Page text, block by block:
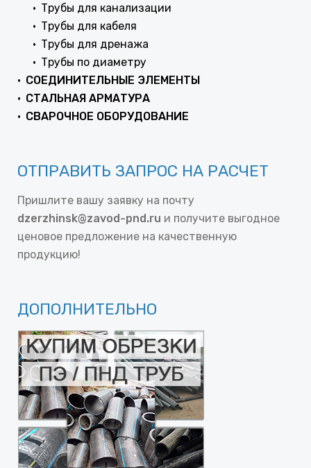
Трубы для канализации
Трубы для кабеля
Трубы для дренажа
Трубы по диаметру
СОЕДИНИТЕЛЬНЫЕ ЭЛЕМЕНТЫ
СТАЛЬНАЯ АРМАТУРА
СВАРОЧНОЕ ОБОРУДОВАНИЕ
ОТПРАВИТЬ ЗАПРОС НА РАСЧЕТ
Пришлите вашу заявку на почту
dzerzhinsk@zavod-pnd.ru и получите выгодное
ценовое предложение на качественную
продукцию!
ДОПОЛНИТЕЛЬНО